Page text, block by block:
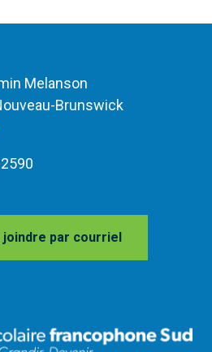
Melanson
Brunswick
joindre par courriel